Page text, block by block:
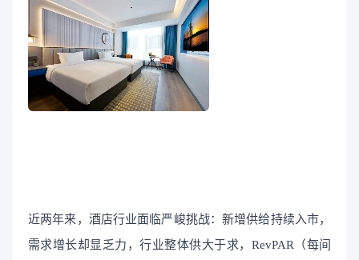
近两年来，酒店行业面临严峻挑战：新增供给持续入市，
需求增长却显乏力，行业整体供大于求，RevPAR（每间